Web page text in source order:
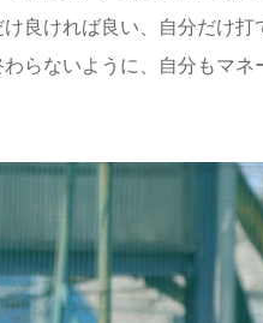
け良ければ良い、自分だけ打
らないように、自分もマネ